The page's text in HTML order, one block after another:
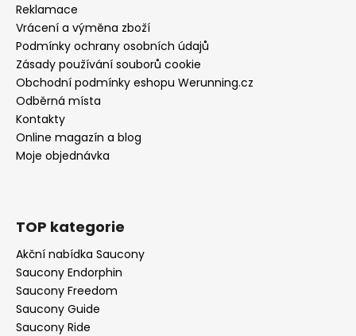
Reklamace
Vrácení a výměna zboží
Podmínky ochrany osobních údajů
Zásady používání souborů cookie
Obchodní podmínky eshopu Werunning.cz
Odběrná místa
Kontakty
Online magazín a blog
Moje objednávka
TOP kategorie
Akční nabídka Saucony
Saucony Endorphin
Saucony Freedom
Saucony Guide
Saucony Ride